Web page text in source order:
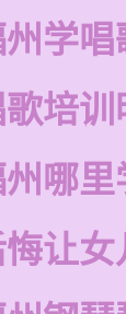
学唱
歌培训
哪里
悔让